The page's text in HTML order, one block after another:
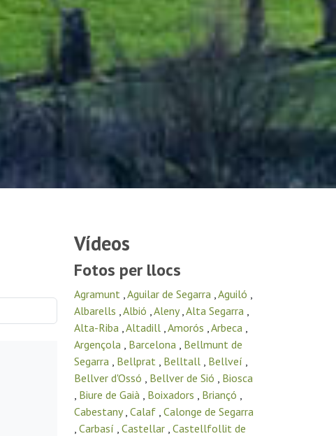
Vídeos
Fotos per llocs
Agramunt ,Aguilar de Segarra ,Aguiló ,
Albarells ,Albió ,Aleny,Alta Segarra ,
Alta-Riba ,Altadill ,Amorós ,Arbeca ,
Argençola , Barcelona , Bellmunt de
Segarra , Bellprat , Belltall , Bellveí ,
Bellver d'Ossó , Bellver de Sió , Biosca
, Biure de Gaià , Boixadors , Briançó ,
Cabestany, Calaf , Calonge de Segarra
, Carbasí , Castellar , Castellfollit de